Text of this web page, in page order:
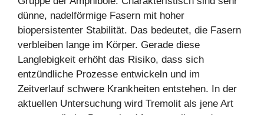
dünne, nadelförmige Fasern mit hoher
biopersistenter Stabilität. Das bedeutet, die Fasern
verbleiben lange im Körper. Gerade diese
Langlebigkeit erhöht das Risiko, dass sich
entzündliche Prozesse entwickeln und im
Zeitverlauf schwere Krankheiten entstehen. In der
aktuellen Untersuchung wird Tremolit als jene Art